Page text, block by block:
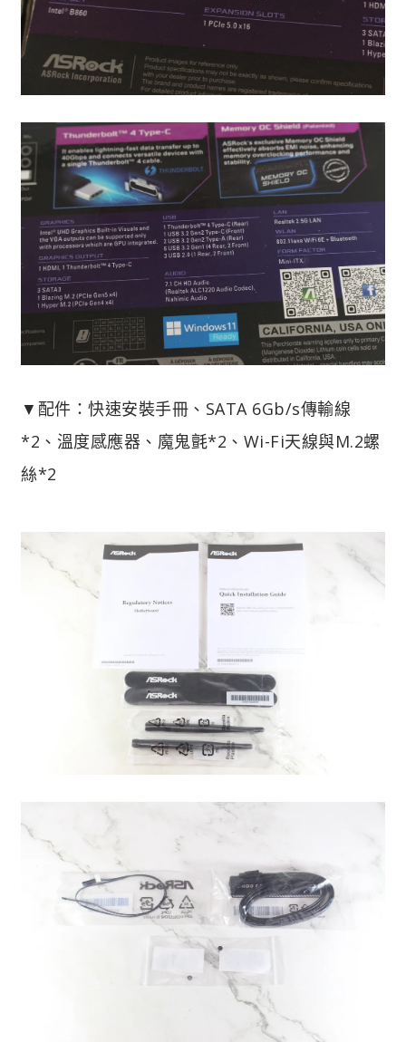
▼配件：快速安裝手冊、SATA 6Gb/s傳輸線
*2、溫度感應器、魔鬼氈*2、Wi-Fi天線與M.2螺
絲*2